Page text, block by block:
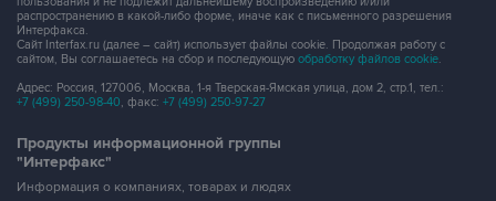
распространению в какой-либо форме, иначе как с письменного разрешения
Интерфакса.
Сайт Interfax.ru (далее – сайт) использует файлы cookie. Продолжая работу с
сайтом, Вы соглашаетесь на сбор и последующую обработку файлов cookie.
Адрес: Россия, 127006, Москва, 1-я Тверская-Ямская улица, дом 2, стр.1, тел.:
+7 (499) 250-98-40, факс: +7 (499) 250-97-27
Продукты информационной группы
"Интерфакс"
Информация о компаниях, товарах и людях